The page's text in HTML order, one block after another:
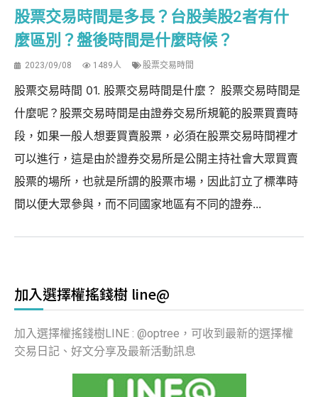
股票交易時間是多長？台股美股2者有什
麼區別？盤後時間是什麼時候？
2023/09/08 1489人 股票交易時間
股票交易時間 01. 股票交易時間是什麼？ 股票交易時間是
什麼呢？股票交易時間是由證券交易所規範的股票買賣時
段，如果一般人想要買賣股票，必須在股票交易時間裡才
可以進行，這是由於證券交易所是公開主持社會大眾買賣
股票的場所，也就是所謂的股票市場，因此訂立了標準時
間以便大眾參與，而不同國家地區有不同的證券...
加入選擇權搖錢樹 line@
加入選擇權搖錢樹LINE : @optree，可收到最新的選擇權
交易日記、好文分享及最新活動訊息